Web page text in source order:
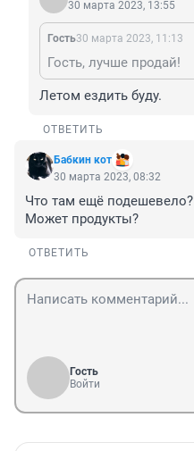
30 марта 2023, 13:55
Гость30 марта 2023, 11:13
Гость, лучше продай!
Летом ездить буду.
ОТВЕТИТЬ
Бабкин кот
30 марта 2023, 08:32
Что там ещё подешевело?
Может продукты?
ОТВЕТИТЬ
Гость
Войти